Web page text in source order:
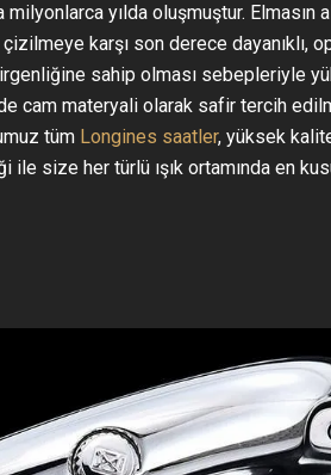
milyonlarca yılda oluşmuştur. Elmasın
karşı son derece dayanıklı,
sahip olması sebepleriyle
cam materyali olarak safir tercih
tüm Longines saatler, yüksek
size her türlü ışık ortamında en